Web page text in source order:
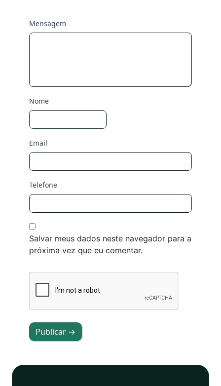
Mensagem
Nome
Email
Telefone
Salvar meus dados neste navegador para a
próxima vez que eu comentar.
Publicar →